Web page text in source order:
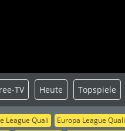
League Quali Europa League Quali
TV Heute Topspiele